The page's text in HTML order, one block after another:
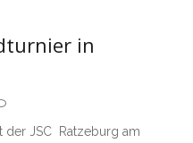
in
der JSC Ratzeburg am